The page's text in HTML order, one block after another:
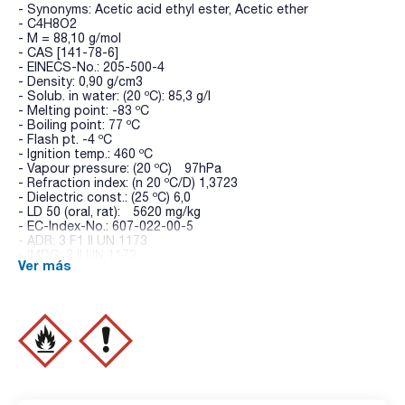
- Synonyms: Acetic acid ethyl ester, Acetic ether
- C4H8O2
- M = 88,10 g/mol
- CAS [141-78-6]
- EINECS-No.: 205-500-4
- Density: 0,90 g/cm3
- Solub. in water: (20 ºC): 85,3 g/l
- Melting point: -83 ºC
- Boiling point: 77 ºC
- Flash pt. -4 ºC
- Ignition temp.: 460 ºC
- Vapour pressure: (20 ºC) 97hPa
- Refraction index: (n 20 ºC/D) 1,3723
- Dielectric const.: (25 ºC) 6,0
- LD 50 (oral, rat): 5620 mg/kg
- EC-Index-No.: 607-022-00-5
- ADR: 3 F1 II UN 1173
- IATA/ICAO: 3 II UN 1173
- GHS-P sentences: P210 - P241 - P303+P361+P353 -
P305+P351+P338 - P405 - P501a -
- Tariff number: 2915 31 00 00
SPECIFICATIONS
Ver más